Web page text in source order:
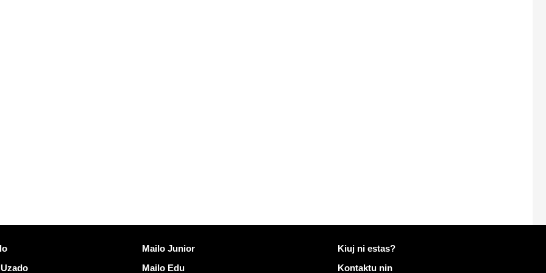
Malkovri Mailo
Mailo Junior
Mailo Edu
Pliaj informoj pri Mailo
Kiuj ni estas?
Kontaktu nin